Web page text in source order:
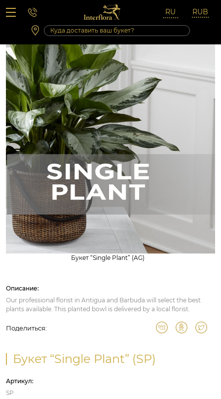
Вопросы-ответы
Сб 10:00 ‐ 14:00
Выходные и праздничные дни
Букет “Single Plant” (AG)
Описание:
Our professional florist in Antigua and Barbuda will select the best
plants available. This planted bowl is delivered by a local florist.
Поделиться:
Букет “Single Plant” (SP)
Артикул:
SP